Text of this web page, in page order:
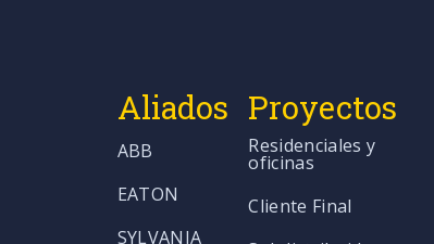
Aliados
ABB
EATON
SYLVANIA
Proyectos
Residenciales y
oficinas
Cliente Final